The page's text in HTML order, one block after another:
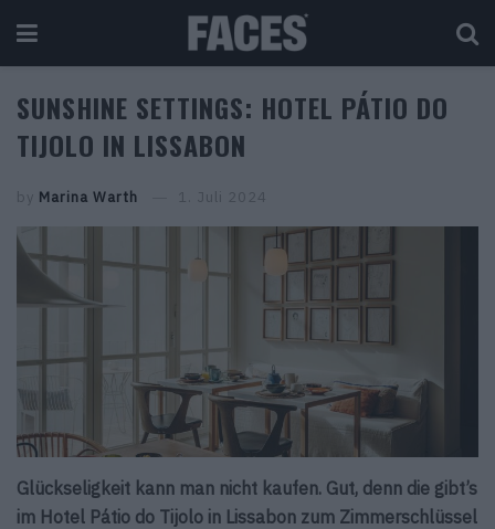
SUNSHINE SETTINGS: HOTEL PÁTIO DO
TIJOLO IN LISSABON
by Marina Warth 1. Juli 2024
Glückseligkeit kann man nicht kaufen. Gut, denn die gibt’s
im Hotel Pátio do Tijolo in Lissabon zum Zimmerschlüssel